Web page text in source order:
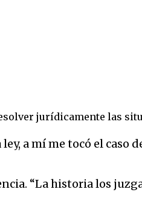
jurídicamente las
a mí me tocó el caso
“La historia los